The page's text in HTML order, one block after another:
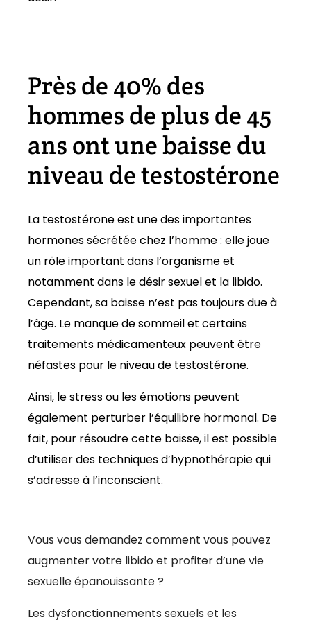
Près de 40% des
hommes de plus de 45
ans ont une baisse du
niveau de testostérone
La testostérone est une des importantes
hormones sécrétée chez l’homme : elle joue
un rôle important dans l’organisme et
notamment dans le désir sexuel et la libido.
Cependant, sa baisse n’est pas toujours due à
l’âge. Le manque de sommeil et certains
traitements médicamenteux peuvent être
néfastes pour le niveau de testostérone.
Ainsi, le stress ou les émotions peuvent
également perturber l’équilibre hormonal. De
fait, pour résoudre cette baisse, il est possible
d’utiliser des techniques d’hypnothérapie qui
s’adresse à l’inconscient.
Vous vous demandez comment vous pouvez
augmenter votre libido et profiter d’une vie
sexuelle épanouissante ?
Les dysfonctionnements sexuels et les